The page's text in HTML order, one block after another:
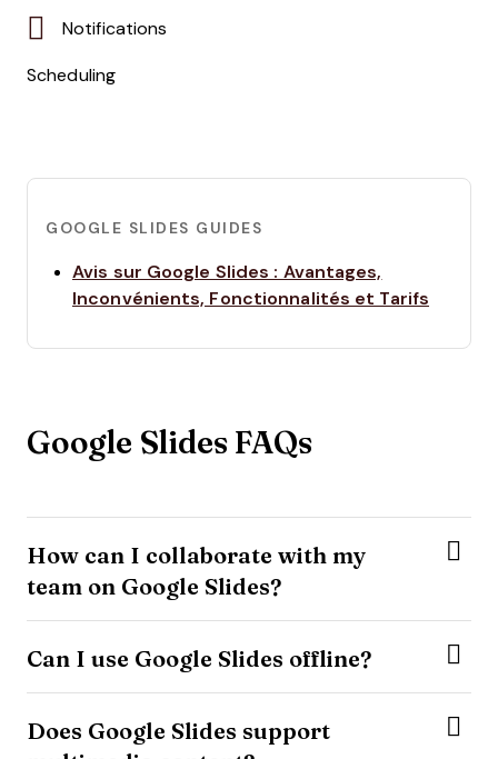
Notifications
Scheduling
GOOGLE SLIDES GUIDES
Avis sur Google Slides : Avantages,
Inconvénients, Fonctionnalités et Tarifs
Google Slides FAQs
How can I collaborate with my
team on Google Slides?
Can I use Google Slides offline?
Does Google Slides support